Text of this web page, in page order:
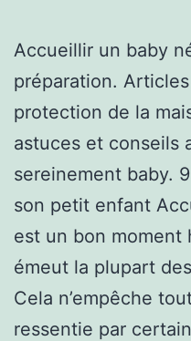
Accueillir un baby
préparation.
protection de la
astuces et conseils
sereinement baby.
son petit enfant
est un bon moment
émeut la plupart
Cela n’empêche
ressentie par